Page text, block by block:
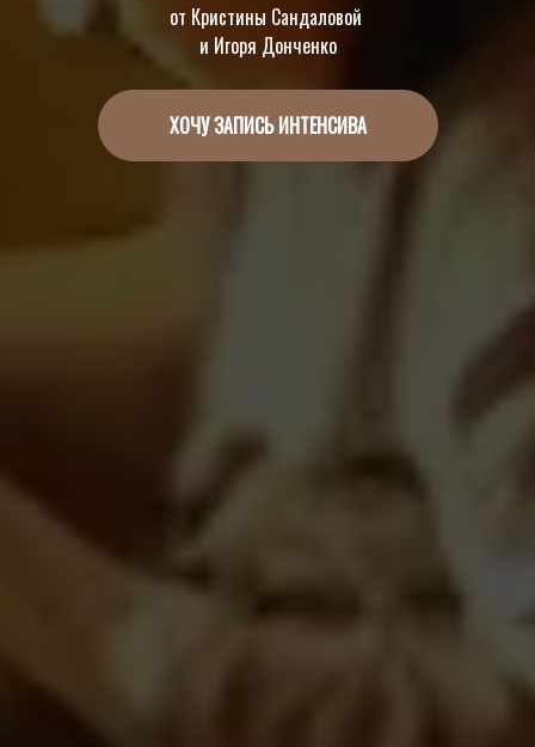
от Кристины Сандаловой
и Игоря Донченко
ХОЧУ ЗАПИСЬ ИНТЕНСИВА